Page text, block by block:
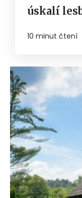
úskalí
10 minut čtení